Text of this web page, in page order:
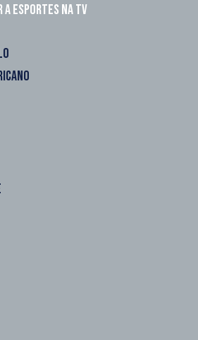
esportes na TV